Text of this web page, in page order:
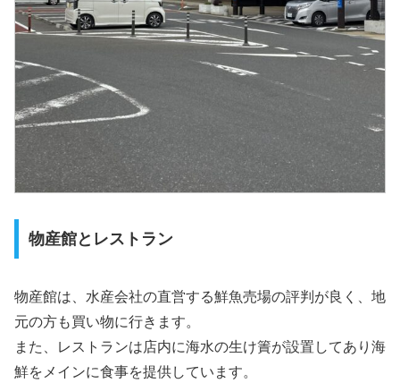
物産館とレストラン
物産館は、水産会社の直営する鮮魚売場の評判が良く、地
元の方も買い物に行きます。
また、レストランは店内に海水の生け簀が設置してあり海
鮮をメインに食事を提供しています。